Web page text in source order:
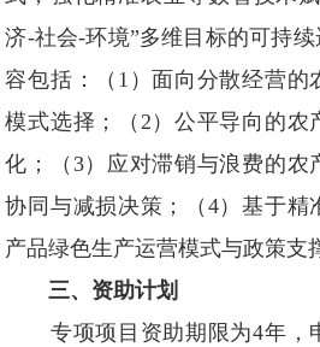
济-社会-环境”多维目标的可持
容包括：（1）面向分散经营的
模式选择；（2）公平导向的农
化；（3）应对滞销与浪费的农
协同与减损决策；（4）基于精
产品绿色生产运营模式与政策支
三、资助计划
专项项目资助期限为4年，